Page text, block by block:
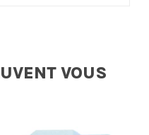
VOUS